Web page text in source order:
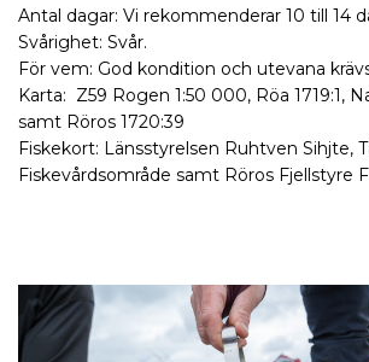
Antal dagar: Vi rekommenderar 10 till 14
Svårighet: Svår.
För vem: God kondition och utevana
Karta: Z59 Rogen 1:50 000, Röa 1719:1,
samt Röros 1720:39
Fiskekort: Länsstyrelsen Ruhtven Sihjte,
Fiskevårdsområde samt Röros Fjellstyre